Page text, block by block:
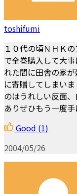
toshifumi
１０代の頃ＮＨＫ
で全巻購入して大
れた間に田舎の家
に寄贈してしまい
のはうれしい反面
ありぜひもう一度手
Good (1)
2004/05/26